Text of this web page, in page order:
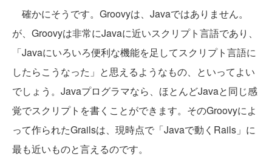
確かにそうです。Groovyは、Javaではありません。
が、Groovyは非常にJavaに近いスクリプト言語であり、
「Javaにいろいろ便利な機能を足してスクリプト言語に
したらこうなった」と思えるようなもの、といってよい
でしょう。Javaプログラマなら、ほとんどJavaと同じ感
覚でスクリプトを書くことができます。そのGroovyによ
って作られたGrailsは、現時点で「Javaで動くRails」に
最も近いものと言えるのです。